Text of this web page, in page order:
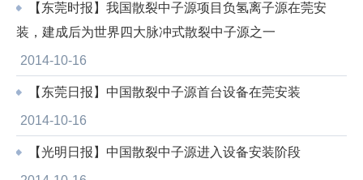
【东莞时报】我国散裂中子源项目负氢离子源在莞安
装，建成后为世界四大脉冲式散裂中子源之一
2014-10-16
【东莞日报】中国散裂中子源首台设备在莞安装
2014-10-16
【光明日报】中国散裂中子源进入设备安装阶段